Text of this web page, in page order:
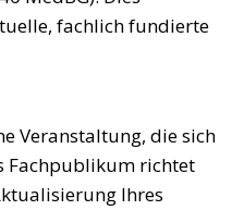
fachlich fundierte
Veranstaltung, die sich
Fachpublikum richtet
Ihres